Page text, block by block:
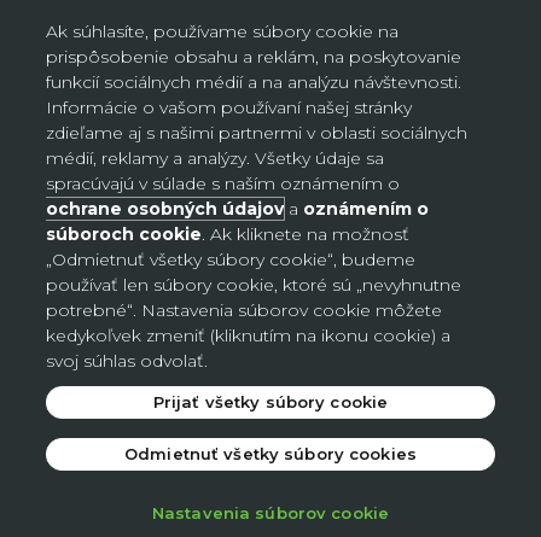
Nastavenia súborov cookie
Slovensko (EUR €)
Česko (CZK Kč)
Nemecko (EUR €)
Slovensko (EUR €)
© 2026 - Avon.
Ak súhlasíte, používame súbory cookie na
prispôsobenie obsahu a reklám, na poskytovanie
funkcií sociálnych médií a na analýzu návštevnosti.
Informácie o vašom používaní našej stránky
zdieľame aj s našimi partnermi v oblasti sociálnych
médií, reklamy a analýzy. Všetky údaje sa
spracúvajú v súlade s naším oznámením o
ochrane osobných údajov a oznámením o
súboroch cookie. Ak kliknete na možnosť
„Odmietnuť všetky súbory cookie“, budeme
používať len súbory cookie, ktoré sú „nevyhnutne
potrebné“. Nastavenia súborov cookie môžete
kedykoľvek zmeniť (kliknutím na ikonu cookie) a
svoj súhlas odvolať.
Nastavenia súborov cookie
Odmietnuť všetky súbory cookies
Prijať všetky súbory cookie